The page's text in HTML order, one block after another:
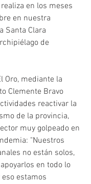
en los meses
en nuestra
Santa Clara
de
Oro, mediante la
Clemente Bravo
reactivar la
de la provincia,
muy golpeado en
"Nuestros
no están solos,
en todo lo
estamos